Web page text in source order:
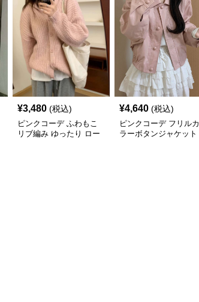
¥3,480 (税込)
ピンクコーデ ふわもこ
リブ編み ゆったり ロー
¥4,640 (税込)
ピンクコーデ フリルカ
ラーボタンジャケット